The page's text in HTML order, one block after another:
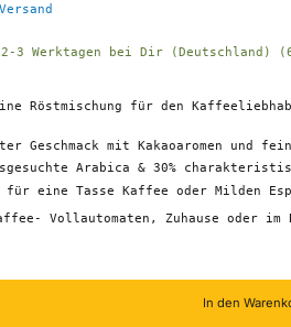
Versand
3 Werktagen bei Dir (Deutschland)
Röstmischung für den
Geschmack mit Kakaoaromen und
Arabica & 30%
eine Tasse Kaffee oder Milden
Vollautomaten, Zuhause oder im
In den